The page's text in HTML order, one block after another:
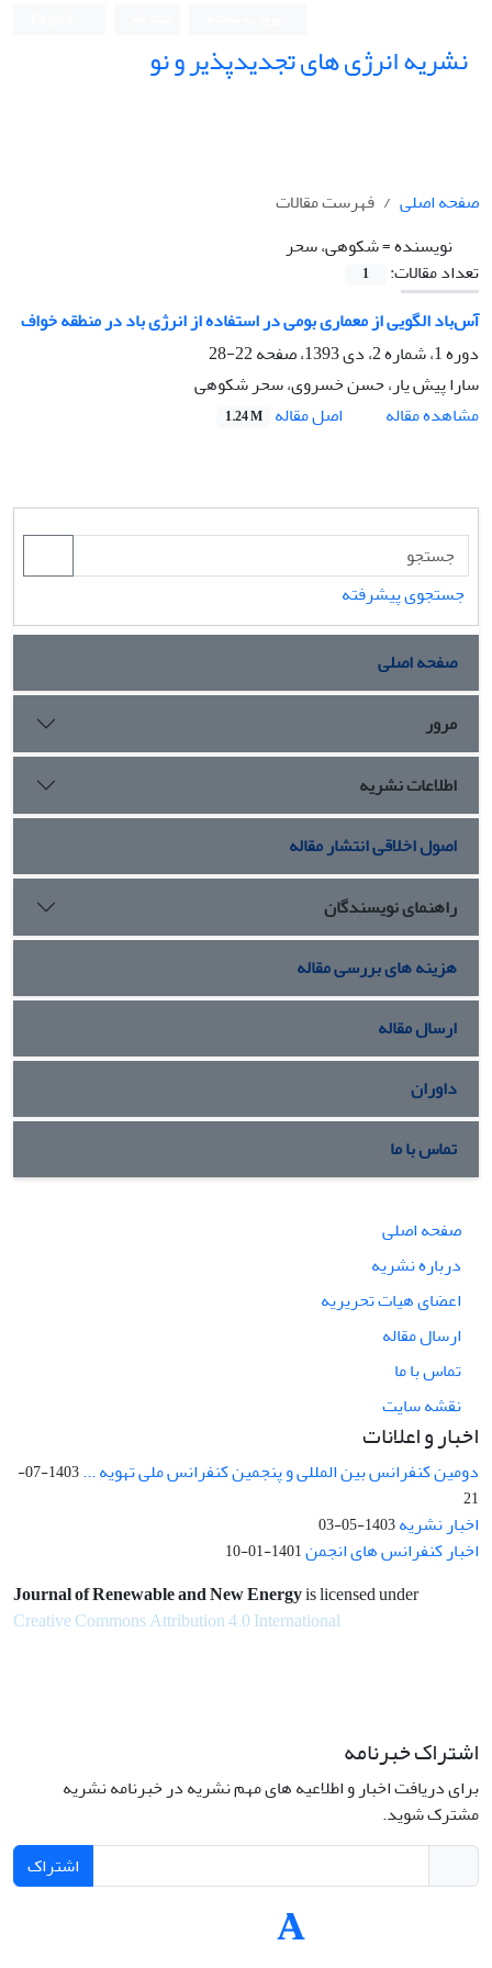
نشریه انرژی های تجدیدپذیر و نو
صفحه اصلی
فهرست مقالات
نویسنده =شکوهی، سحر
تعداد مقالات:
1
آس‌باد الگویی از معماری بومی در استفاده از انرژی باد در منطقه خواف
دوره 1، شماره 2، دی 1393، صفحه
22-28
سارا پیش یار، حسن خسروی، سحر شکوهی
مشاهده مقاله
اصل مقاله 1.24 M
جستجوی پیشرفته
صفحه اصلی
مرور
اطلاعات نشریه
اصول اخلاقی انتشار مقاله
راهنمای نویسندگان
هزینه های بررسی مقاله
ارسال مقاله
داوران
تماس با ما
صفحه اصلی
درباره نشریه
اعضای هیات تحریریه
ارسال مقاله
تماس با ما
نقشه سایت
اخبار و اعلانات
دومین کنفرانس بین المللی و پنجمین کنفرانس ملی تهویه ...
1403-07-
21
اخبار نشریه1403-05-03
اخبار کنفرانس های انجمن1401-01-10
Journal of Renewable and New Energyis licensed under
Creative Commons Attribution 4.0 International
اشتراک خبرنامه
برای دریافت اخبار و اطلاعیه های مهم نشریه در خبرنامه نشریه
مشترک شوید.
اشتراک